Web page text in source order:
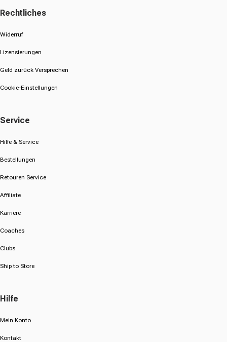
Rechtliches
Widerruf
Lizensierungen
Geld zurück Versprechen
Cookie-Einstellungen
Service
Hilfe & Service
Bestellungen
Retouren Service
Affiliate
Karriere
Coaches
Clubs
Ship to Store
Hilfe
Mein Konto
Kontakt